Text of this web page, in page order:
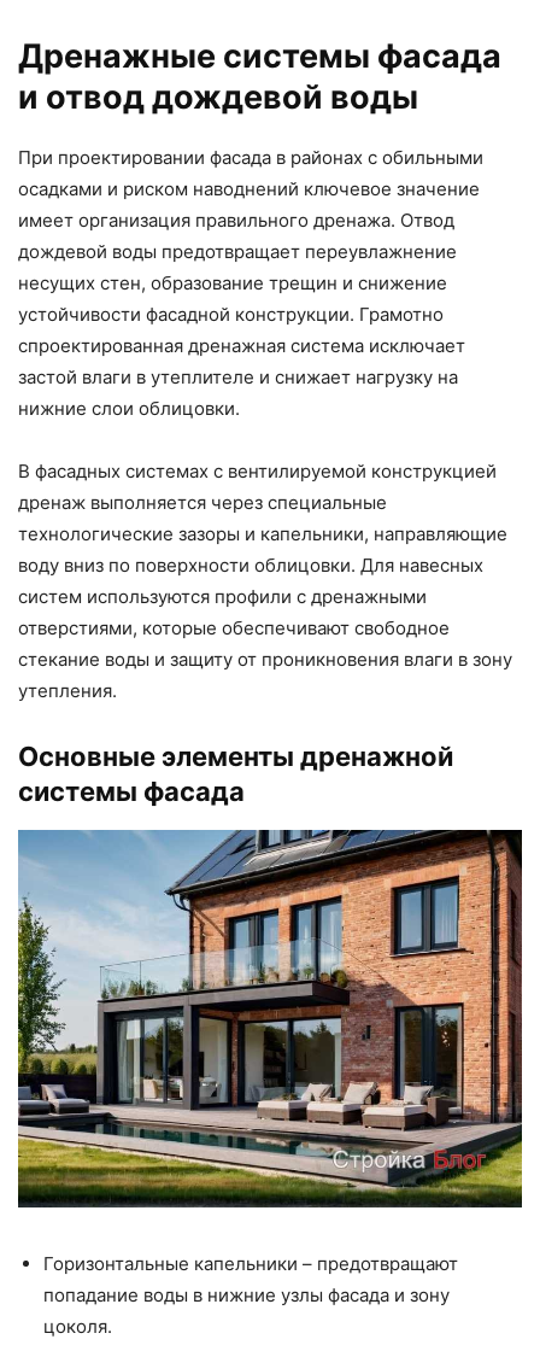
Дренажные системы фасада
и отвод дождевой воды
При проектировании фасада в районах с обильными
осадками и риском наводнений ключевое значение
имеет организация правильного дренажа. Отвод
дождевой воды предотвращает переувлажнение
несущих стен, образование трещин и снижение
устойчивости фасадной конструкции. Грамотно
спроектированная дренажная система исключает
застой влаги в утеплителе и снижает нагрузку на
нижние слои облицовки.
В фасадных системах с вентилируемой конструкцией
дренаж выполняется через специальные
технологические зазоры и капельники, направляющие
воду вниз по поверхности облицовки. Для навесных
систем используются профили с дренажными
отверстиями, которые обеспечивают свободное
стекание воды и защиту от проникновения влаги в зону
утепления.
Основные элементы дренажной
системы фасада
Горизонтальные капельники – предотвращают
попадание воды в нижние узлы фасада и зону
цоколя.